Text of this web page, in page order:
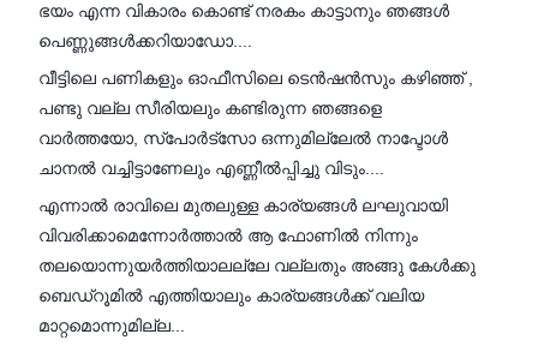
ഭയം എന്ന വികാരം കൊണ്ട് നരകം കാട്ടാനും ഞങ്ങൾ
പെണ്ണുങ്ങൾക്കറിയാഡോ....
വീട്ടിലെ പണികളും ഓഫീസിലെ ടെൻഷൻസും കഴിഞ്ഞ് ,
പണ്ടു വല്ല സീരിയലും കണ്ടിരുന്ന ഞങ്ങളെ
വാർത്തയോ, സ്പോർട്സോ ഒന്നുമില്ലേൽ നാപ്ടോൾ
ചാനൽ വച്ചിട്ടാണേലും എണ്ണീൽപ്പിച്ചു വിടും....
എന്നാൽ രാവിലെ മുതലുള്ള കാര്യങ്ങൾ ലഘുവായി
വിവരിക്കാമെന്നോർത്താൽ ആ ഫോണിൽ നിന്നും
തലയൊന്നുയർത്തിയാലല്ലേ വല്ലതും അങ്ങു കേൾക്കു
ബെഡ്‌റൂമിൽ എത്തിയാലും കാര്യങ്ങൾക്ക് വലിയ
മാറ്റമൊന്നുമില്ല...